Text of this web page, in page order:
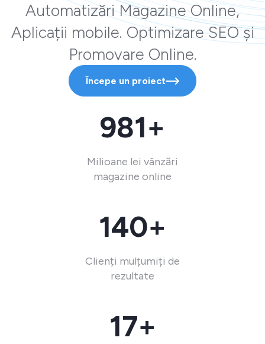
Automatizări Magazine Online,
Aplicații mobile. Optimizare SEO și
Promovare Online.
Începe un proiect
981+
Milioane lei vânzări
magazine online
140+
Clienți mulțumiți de
rezultate
17+